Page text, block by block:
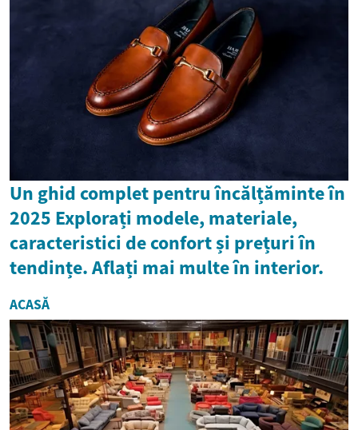
Un ghid complet pentru încălțăminte în
2025 Explorați modele, materiale,
caracteristici de confort și prețuri în
tendințe. Aflați mai multe în interior.
ACASĂ